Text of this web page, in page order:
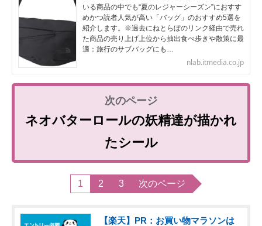
いる商品の中でも“夏のレジャーシーズン”におすす
めかつ読者人気が高い「バッグ」のおすすめ5選を
紹介します。※過去にねとらぼのリンク経由で売れ
た商品の売り上げ上位から抽出食べ歩きや散策に最
適：旅行のサブバッグにも…
nlab.itmedia.co.jp
ネオバターロールの妖精達が描かれ
たシール
1 2 3 次のページ
【楽天】PR：お買い物マラソンは